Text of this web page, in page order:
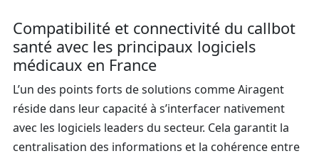
Compatibilité et connectivité du callbot
santé avec les principaux logiciels
médicaux en France
L’un des points forts de solutions comme Airagent
réside dans leur capacité à s’interfacer nativement
avec les logiciels leaders du secteur. Cela garantit la
centralisation des informations et la cohérence entre